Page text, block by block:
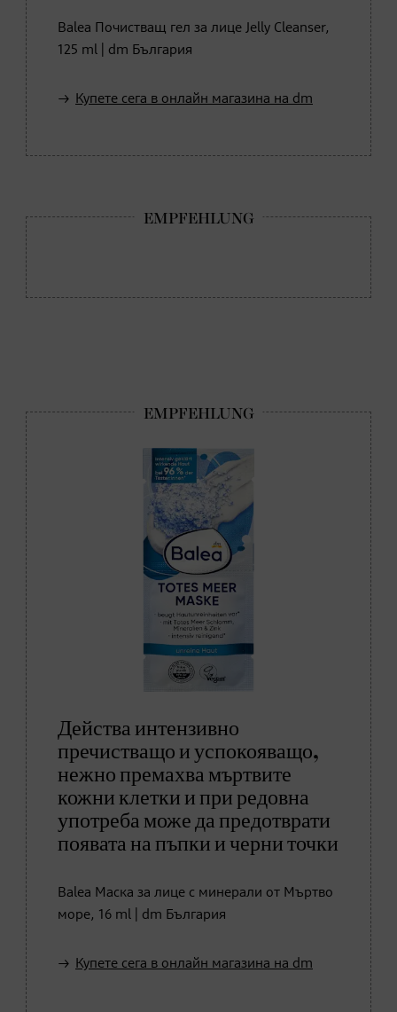
Balea Почистващ гел за лице Jelly Cleanser,
125 ml | dm България
Купете сега в онлайн магазина на dm
Действа интензивно
пречистващо и успокояващо,
нежно премахва мъртвите
кожни клетки и при редовна
употреба може да предотврати
появата на пъпки и черни точки
Balea Маска за лице с минерали от Мъртво
море, 16 ml | dm България
Купете сега в онлайн магазина на dm